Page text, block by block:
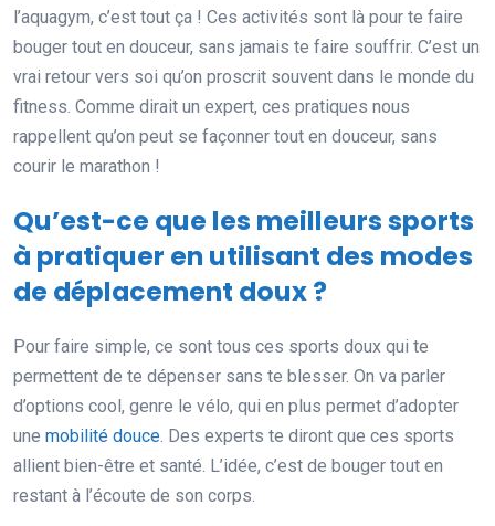
l’aquagym, c’est tout ça ! Ces activités sont là pour te faire
bouger tout en douceur, sans jamais te faire souffrir. C’est un
vrai retour vers soi qu’on proscrit souvent dans le monde du
fitness. Comme dirait un expert, ces pratiques nous
rappellent qu’on peut se façonner tout en douceur, sans
courir le marathon !
Qu’est-ce que les meilleurs sports
à pratiquer en utilisant des modes
de déplacement doux ?
Pour faire simple, ce sont tous ces sports doux qui te
permettent de te dépenser sans te blesser. On va parler
d’options cool, genre le vélo, qui en plus permet d’adopter
une mobilité douce. Des experts te diront que ces sports
allient bien-être et santé. L’idée, c’est de bouger tout en
restant à l’écoute de son corps.